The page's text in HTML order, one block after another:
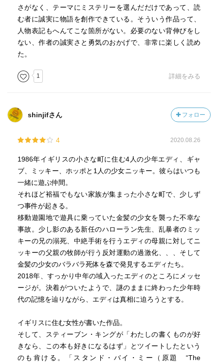
さがなく、テーマにミステリーを選んだだけであって、読
む者に誠実に物語を創作できている。そういう作品って、
人物表記もへんてこな箇所がない。必要のない背伸びをし
ない、作者の誠実さと勇気のおかげで、非常に楽しく読め
た。
1 詳細をみる
shinjifさん フォロー
4 2020.08.26
1986年イギリスの小さな町に住む4人の少年エディ、ギャ
ブ、ミッキー、ホッポと1人の少女ニッキー。彼らはいつも
一緒に遊ぶ仲間。
それほど裕福でもない家族が集まった小さな町で、少しず
つ事件が起きる。
移動遊園地で遊具に乗っていた金髪の少女を襲った不幸な
事故。少し影のある新任のハローラン先生、乱暴者のミッ
キーの兄の溺死、中絶手術を行うエディの母親に対してニ
ッキーの父親の牧師が行う反対運動の過激化、、、そして
金髪の少女のバラバラ死体を森で発見するエディたち。
2018年、すっかり中年の域入ったエディのところにメッセ
ージが。決着がついたようで、謎のままに終わった少年時
代の記憶を辿りながら、エディは真相に迫ろうとする。
イギリスに住む女性が書いた作品。
そして、スティーブン・キングが「わたしの書くものが好
きなら、この本も好きになるはず」とツイートしたという
のも肯ける。「スタンド・バイ・ミー（原題 “The